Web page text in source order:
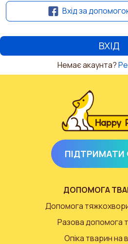
Вхід за
Немає акаунта?
ДОПОМОГА
Допомога
Разова допомога
Опіка тварин на